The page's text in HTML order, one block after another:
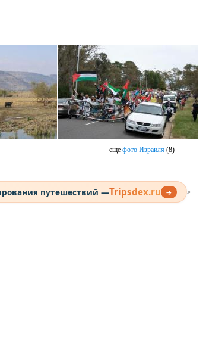
еще фото Израиля (8)
путешествий —Tripsdex.ru → >